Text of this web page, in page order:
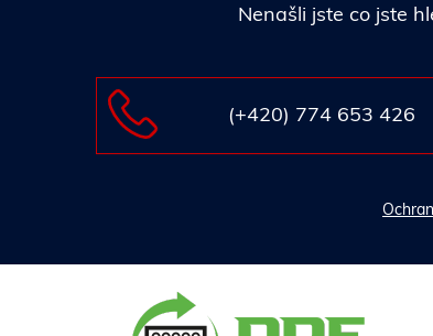
Nenašli jste co jste
(+420) 774 653 426